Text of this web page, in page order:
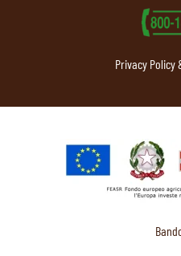
Privacy Policy